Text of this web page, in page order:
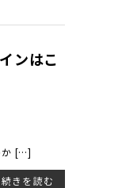
ンはこ
か […]
続きを読む